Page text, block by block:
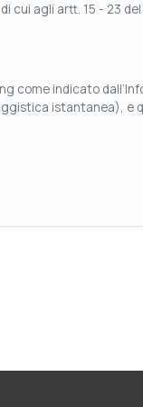
agli artt. 15 - 23
come indicato
istantanea), e